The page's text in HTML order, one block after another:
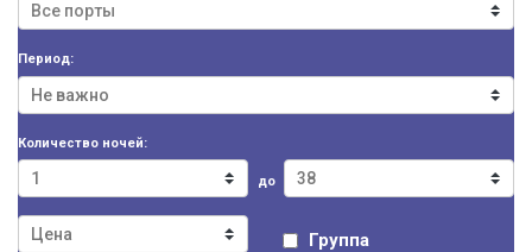
Период:
Количество ночей:
до
Группа